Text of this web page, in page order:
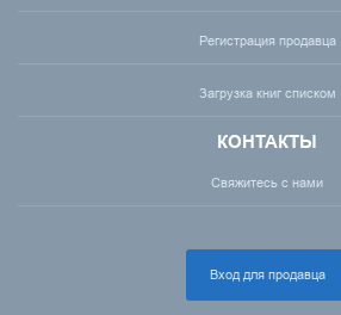
Регистрация продавца
Загрузка книг списком
КОНТАКТЫ
Свяжитесь с нами
Вход для продавца